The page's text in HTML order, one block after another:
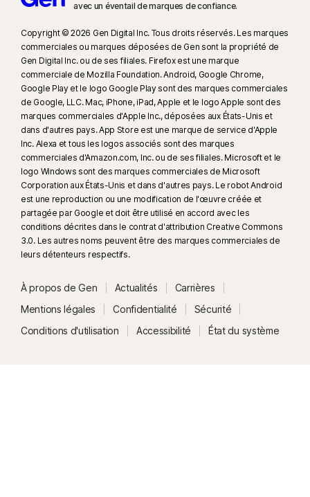
avec un éventail de marques de confiance.​
Copyright © 2026 Gen Digital Inc. Tous droits réservés. Les marques
commerciales ou marques déposées de Gen sont la propriété de
Gen Digital Inc. ou de ses filiales. Firefox est une marque
commerciale de Mozilla Foundation. Android, Google Chrome,
Google Play et le logo Google Play sont des marques commerciales
de Google, LLC. Mac, iPhone, iPad, Apple et le logo Apple sont des
marques commerciales d'Apple Inc., déposées aux États-Unis et
dans d'autres pays. App Store est une marque de service d'Apple
Inc. Alexa et tous les logos associés sont des marques
commerciales d'Amazon.com, Inc. ou de ses filiales. Microsoft et le
logo Windows sont des marques commerciales de Microsoft
Corporation aux États-Unis et dans d'autres pays. Le robot Android
est une reproduction ou une modification de l'œuvre créée et
partagée par Google et doit être utilisé en accord avec les
conditions décrites dans le contrat d'attribution Creative Commons
3.0. Les autres noms peuvent être des marques commerciales de
leurs détenteurs respectifs.
À propos de Gen Actualités
Carrières
Mentions légales
Confidentialité
Sécurité
Conditions d'utilisation
Accessibilité État du système